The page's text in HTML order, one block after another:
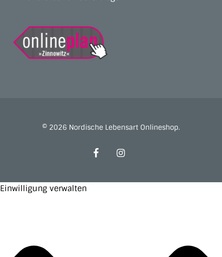
© 2026 Nordische Lebensart Onlineshop.
facebookinstagram
Einwilligung verwalten